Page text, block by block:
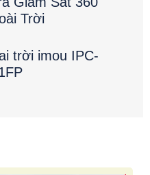
Trời
trời imou IPC-